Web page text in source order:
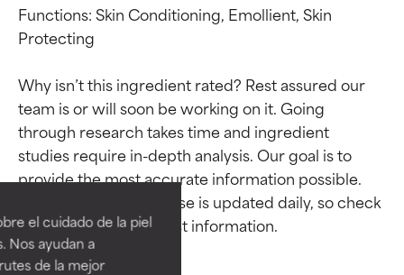
el cuidado de la piel
Nos ayudan a
de la mejor
Functions: Skin Conditioning, Emollient, Skin
Protecting
Why isn’t this ingredient rated? Rest assured our
team is or will soon be working on it. Going
through research takes time and ingredient
studies require in-depth analysis. Our goal is to
provide the most accurate information possible.
This ingredient database is updated daily, so check
Calificaciones de
ingredientes
EXCELENTE
Ingrediente sobresaliente con
Calificaciones de
ingredientes
EXCELENTE
Ingrediente sobresaliente con